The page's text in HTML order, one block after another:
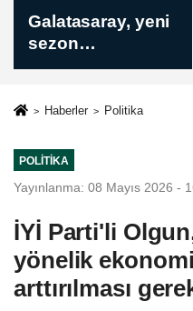
Futbol: Hazırlık
maçı
Haberler Politika
POLITIKA
Yayınlanma: 08 Mayıs 2026 -
İYİ Parti'li
yönelik
arttırılması